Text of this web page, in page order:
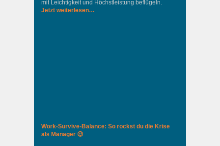
mit Leichtigkeit und Höchstleistung beflügeln.
Jetzt weiterlesen…
Work-Survive-Balance: So rockst du die Krise
als Manager 😉